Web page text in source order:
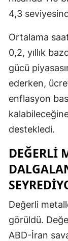
4,3
Ortalama
0,2, yıllık
gücü
ederken,
enflasyon
destekledi.
DEĞERLI
Değerli
görüldü.
ABD-İran